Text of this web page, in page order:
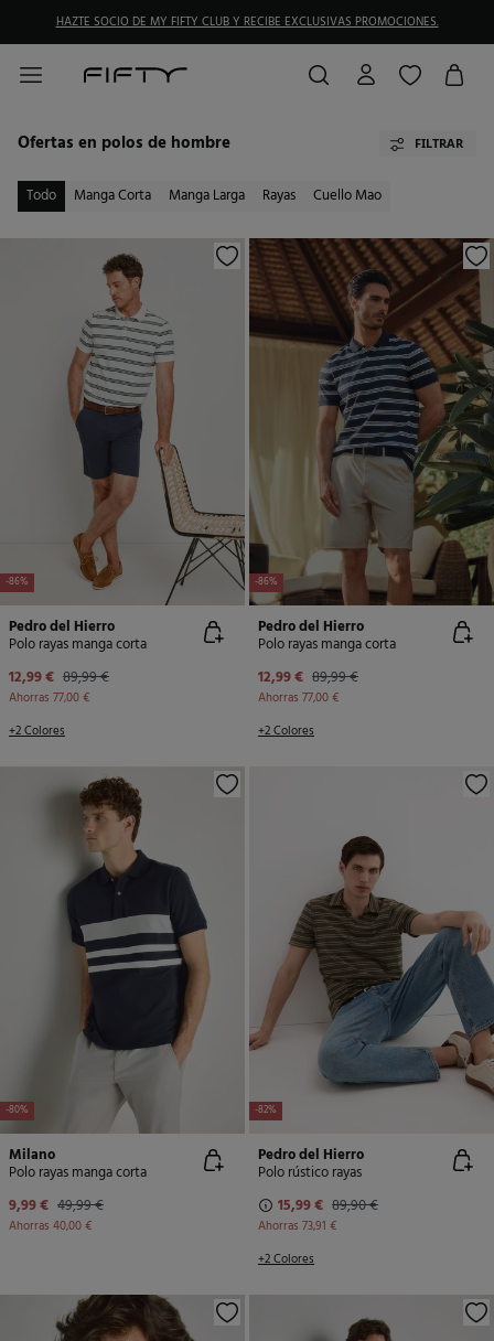
HAZTE SOCIO DE MY FIFTY CLUB Y RECIBE EXCLUSIVAS PROMOCIONES.
Ofertas en polos de hombre FILTRAR
Todo Manga Corta Manga Larga Rayas Cuello Mao
-86%
Pedro del Hierro
Polo rayas manga corta
12,99 € 89,99 €
Ahorras 77,00 €
+2 Colores
-86%
Pedro del Hierro
Polo rayas manga corta
12,99 € 89,99 €
Ahorras 77,00 €
+2 Colores
-80%
Milano
Polo rayas manga corta
9,99 € 49,99 €
Ahorras 40,00 €
-82%
Pedro del Hierro
Polo rústico rayas
15,99 € 89,90 €
Ahorras 73,91 €
+2 Colores